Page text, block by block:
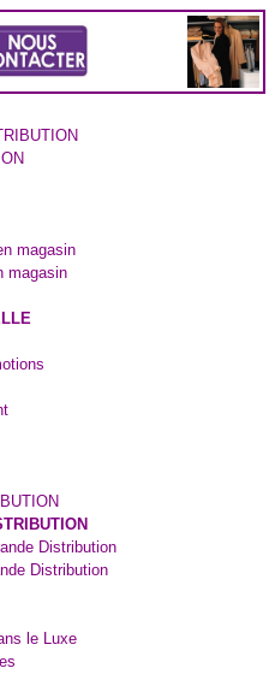
magasin
magasin
Distribution
Distribution
le Luxe